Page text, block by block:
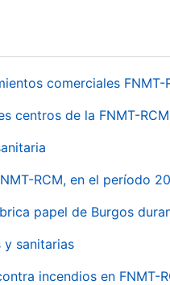
comerciales FNMT-
centros de la FNMT-RCM
RCM, en el período
papel de Burgos
sanitarias
incendios en FNMT-